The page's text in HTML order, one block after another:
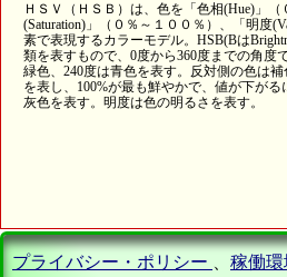
ＨＳＶ（ＨＳＢ）は、色を「色相(Hue)」
(Saturation)」（０％～１００％）、「明度
素で表現するカラーモデル。HSB(Bは
類を表すもので、0度から360度までの角度
緑色、240度は青色を表す。反対側の色は
を表し、100%が最も鮮やかで、値が下が
灰色を表す。明度は色の明るさを表す。
プライバシー・ポリシー 稼働環